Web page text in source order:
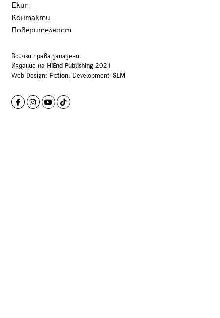
Екип
Контакти
Поверителност
Всички права запазени.
Издание на HiEnd Publishing2021
Web Design: Fiction, Development: SLM